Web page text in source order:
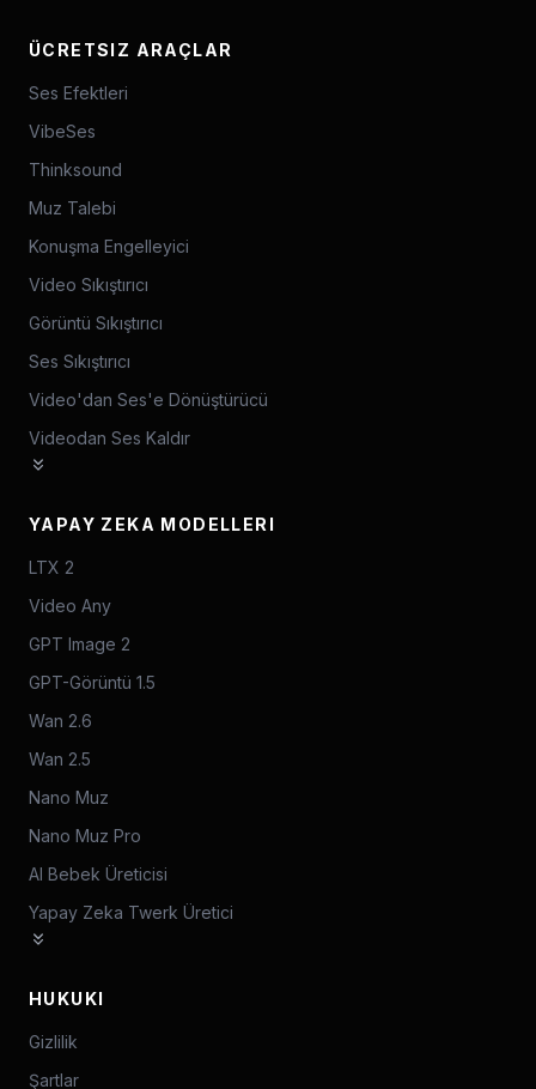
ÜCRETSIZ ARAÇLAR
Ses Efektleri
VibeSes
Thinksound
Muz Talebi
Konuşma Engelleyici
Video Sıkıştırıcı
Görüntü Sıkıştırıcı
Ses Sıkıştırıcı
Video'dan Ses'e Dönüştürücü
Videodan Ses Kaldır
YAPAY ZEKA MODELLERI
LTX 2
Video Any
GPT Image 2
GPT-Görüntü 1.5
Wan 2.6
Wan 2.5
Nano Muz
Nano Muz Pro
AI Bebek Üreticisi
Yapay Zeka Twerk Üretici
HUKUKI
Gizlilik
Şartlar